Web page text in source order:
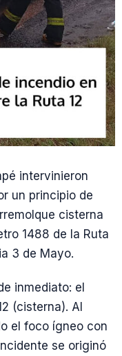
intervinieron
un principio de
cisterna
1488 de la Ruta
3 de Mayo.
inmediato: el
(cisterna). Al
el foco ígneo con
se originó